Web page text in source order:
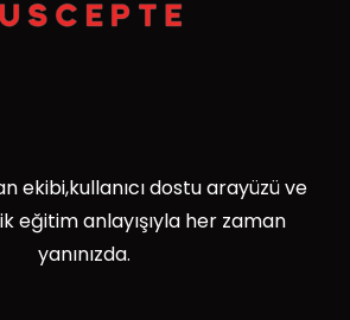
ekibi,kullanıcı dostu arayüzü ve
eğitim anlayışıyla her zaman
yanınızda.